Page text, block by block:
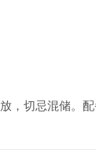
切忌混储。配